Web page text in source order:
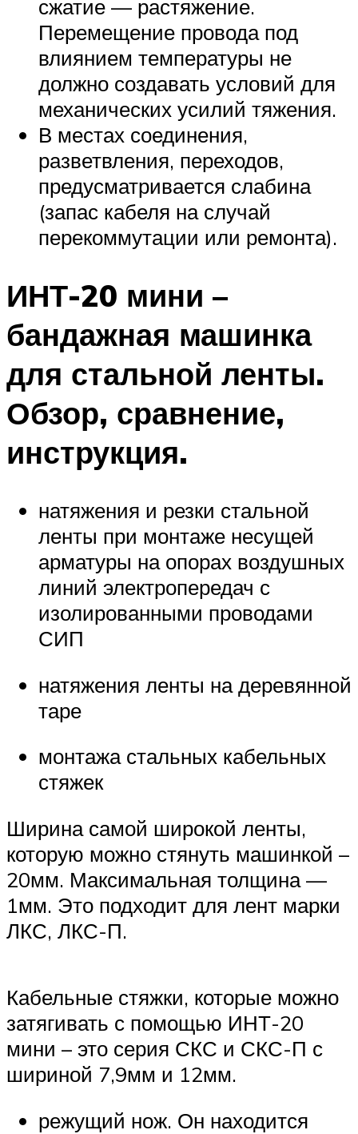
сжатие — растяжение.
Перемещение провода под
влиянием температуры не
должно создавать условий для
механических усилий тяжения.
В местах соединения,
разветвления, переходов,
предусматривается слабина
(запас кабеля на случай
перекоммутации или ремонта).
ИНТ-20 мини –
бандажная машинка
для стальной ленты.
Обзор, сравнение,
инструкция.
натяжения и резки стальной
ленты при монтаже несущей
арматуры на опорах воздушных
линий электропередач с
изолированными проводами
СИП
натяжения ленты на деревянной
таре
монтажа стальных кабельных
стяжек
Ширина самой широкой ленты,
которую можно стянуть машинкой –
20мм. Максимальная толщина —
1мм. Это подходит для лент марки
ЛКС, ЛКС-П.
Кабельные стяжки, которые можно
затягивать с помощью ИНТ-20
мини – это серия СКС и СКС-П с
шириной 7,9мм и 12мм.
режущий нож. Он находится